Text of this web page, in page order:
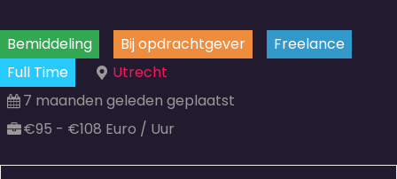
Bemiddeling Bij opdrachtgever
Freelance
Full Time
Utrecht
7 maanden geleden geplaatst
€95 - €108 Euro / Uur